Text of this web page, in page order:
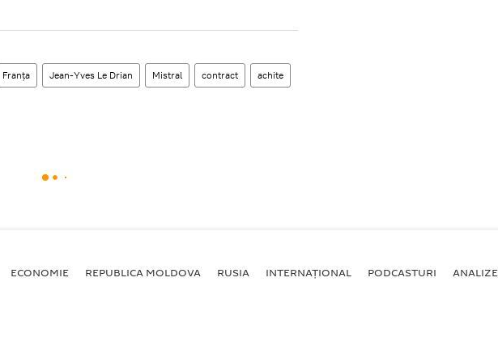
Franţa Jean-Yves Le Drian Mistral contract achite
ECONOMIE REPUBLICA MOLDOVA RUSIA INTERNAȚIONAL PODCASTURI